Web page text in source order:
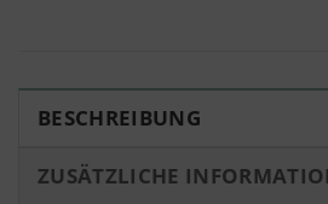
BESCHREIBUNG
ZUSÄTZLICHE